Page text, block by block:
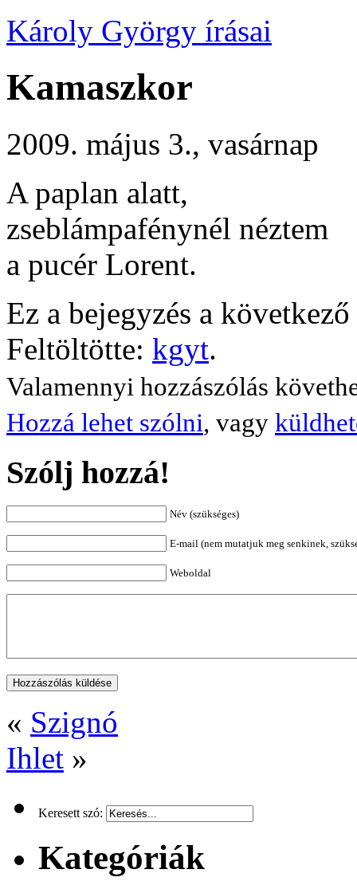
Károly György írásai
Kamaszkor
2009. május 3., vasárnap
A paplan alatt,
zseblámpafénynél néztem
a pucér Lorent.
Ez a bejegyzés a
Feltöltötte: kgyt.
Valamennyi hozzászólás
Hozzá lehet szólni, vagy
Szólj hozzá!
Név (szükséges)
E-mail (nem mutatjuk meg senkinek,
Weboldal
« Szignó
Ihlet »
Keresett szó:
Kategóriák